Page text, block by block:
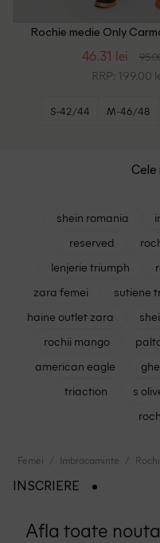
Rochie medie Only
46.31 lei
RRP: 199.00
S-42/44 M-46/48
Cele
shein romania
reserved
lenjerie triumph
zara femei
sutiene
haine outlet zara
rochii mango
american eagle
triaction
s
Femei Imbracaminte
INSCRIERE
Afla toate